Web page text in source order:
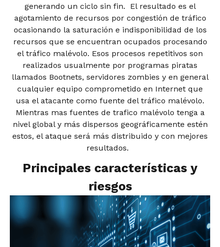
generando un ciclo sin fin. El resultado es el
agotamiento de recursos por congestión de tráfico
ocasionando la saturación e indisponibilidad de los
recursos que se encuentran ocupados procesando
el tráfico malévolo. Esos procesos repetitivos son
realizados usualmente por programas piratas
llamados Bootnets, servidores zombies y en general
cualquier equipo comprometido en Internet que
usa el atacante como fuente del tráfico malévolo.
Mientras mas fuentes de trafico malévolo tenga a
nivel global y más dispersos geográficamente estén
estos, el ataque será más distribuido y con mejores
resultados.
Principales características y
riesgos